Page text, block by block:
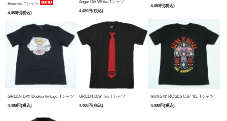
Asterisk, Tシャツ
4,480円(税込)
Anger Gift White, Tシャツ
4,480円(税込)
4,480円(税込)
GREEN DAY Dookie Vintage, Tシャツ
4,480円(税込)
GREEN DAY Tie, Tシャツ
4,480円(税込)
GUNS N' ROSES Cali' '85, Tシャツ
4,480円(税込)